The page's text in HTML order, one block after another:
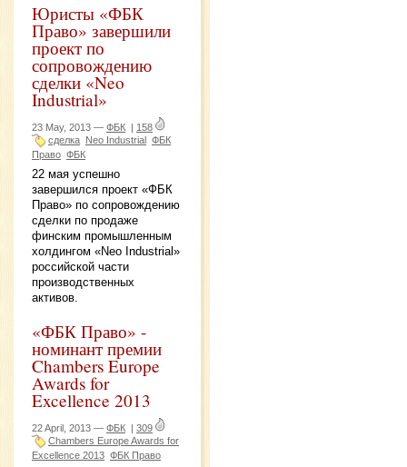
Юристы «ФБК
Право» завершили
проект по
сопровождению
сделки «Neo
Industrial»
23 May, 2013 — ФБК | 158
сделка Neo Industrial ФБК
Право ФБК
22 мая успешно
завершился проект «ФБК
Право» по сопровождению
сделки по продаже
финским промышленным
холдингом «Neo Industrial»
российской части
производственных
активов.
«ФБК Право» -
номинант премии
Chambers Europe
Awards for
Excellence 2013
22 April, 2013 — ФБК | 309
Chambers Europe Awards for
Excellence 2013 ФБК Право